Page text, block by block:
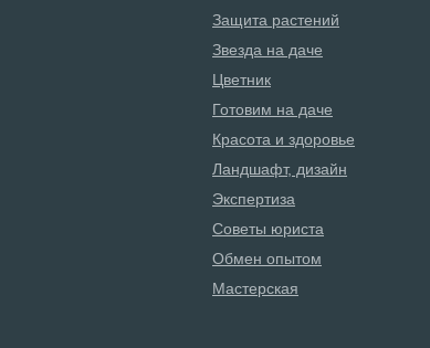
Защита растений
Звезда на даче
Цветник
Готовим на даче
Красота и здоровье
Ландшафт, дизайн
Экспертиза
Советы юриста
Обмен опытом
Мастерская